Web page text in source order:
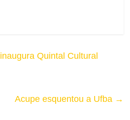
Quintal Cultural
Acupe esquentou a Ufba →